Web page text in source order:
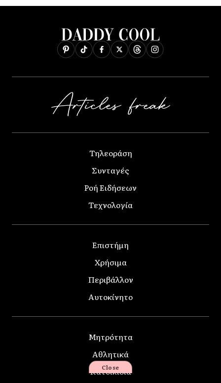
Τηλεοράση
Συνταγές
Ροή Ειδήσεων
Τεχνολογία
Επιστήμη
Χρήσιμα
Περιβάλλον
Αυτοκίνητο
Μητρότητα
Αθλητικά
Κατοικίδια
Close